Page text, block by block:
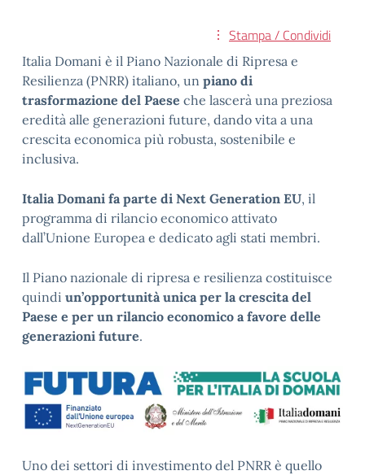
Stampa / Condividi
Italia Domani è il Piano Nazionale di Ripresa e
Resilienza (PNRR) italiano, un piano di
trasformazione del Paese che lascerà una preziosa
eredità alle generazioni future, dando vita a una
crescita economica più robusta, sostenibile e
inclusiva.
Italia Domani fa parte di Next Generation EU, il
programma di rilancio economico attivato
dall’Unione Europea e dedicato agli stati membri.
Il Piano nazionale di ripresa e resilienza costituisce
quindi un’opportunità unica per la crescita del
Paese e per un rilancio economico a favore delle
generazioni future.
Uno dei settori di investimento del PNRR è quello